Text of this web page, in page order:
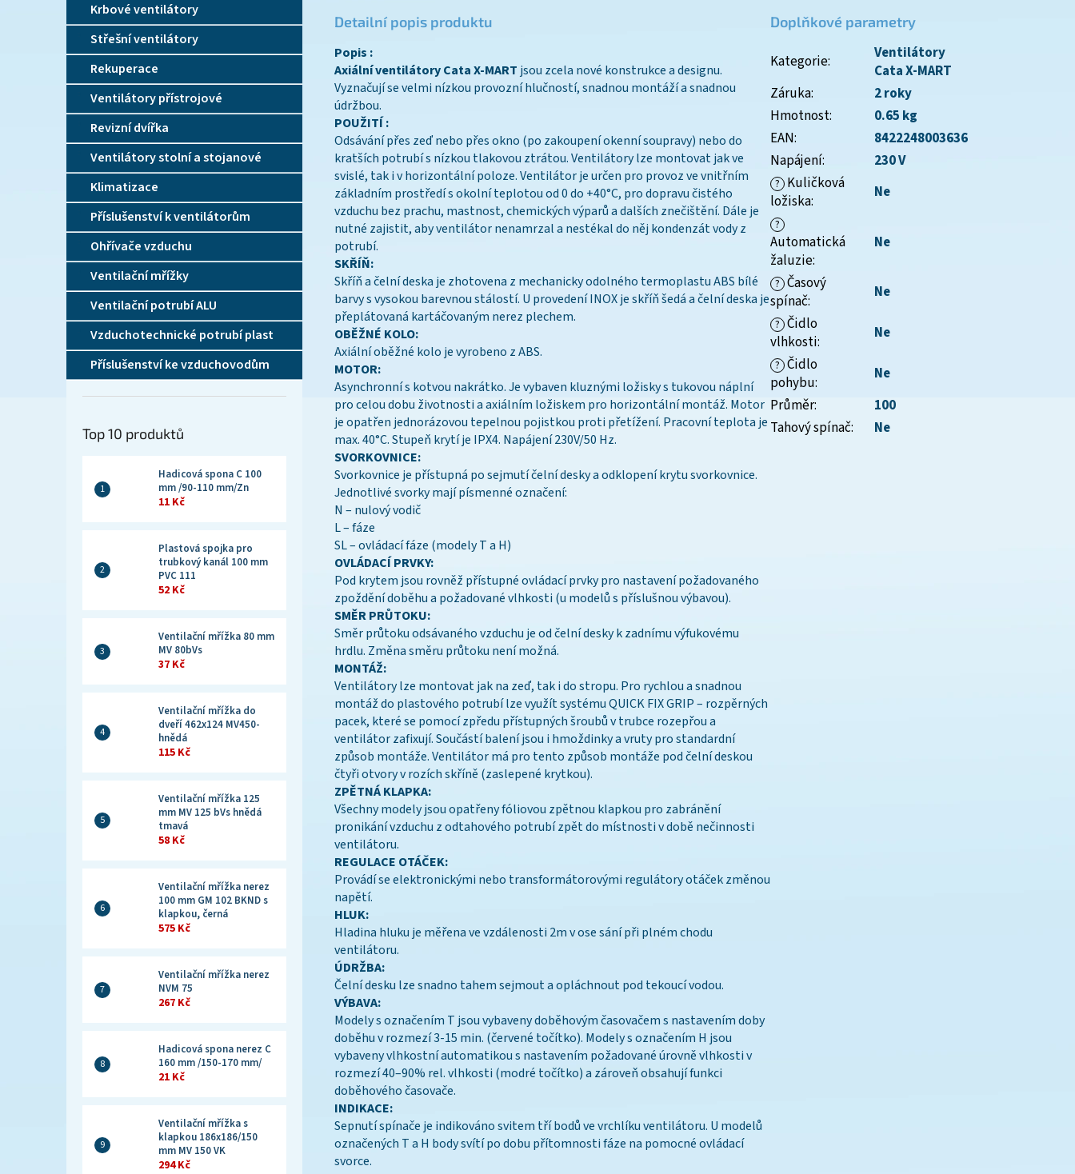
Krbové ventilátory
Střešní ventilátory
Rekuperace
Ventilátory přístrojové
Revizní dvířka
Ventilátory stolní a stojanové
Klimatizace
Příslušenství k ventilátorům
Ohřívače vzduchu
Ventilační mřížky
Ventilační potrubí ALU
Vzduchotechnické potrubí plast
Příslušenství ke vzduchovodům
Top 10 produktů
Hadicová spona C 100
mm /90-110 mm/Zn
11 Kč
Plastová spojka pro
trubkový kanál 100 mm
PVC 111
52 Kč
Ventilační mřížka 80 mm
MV 80bVs
37 Kč
Ventilační mřížka do
dveří 462x124 MV450-
hnědá
115 Kč
Ventilační mřížka 125
mm MV 125 bVs hnědá
tmavá
58 Kč
Ventilační mřížka nerez
100 mm GM 102 BKND s
klapkou, černá
575 Kč
Ventilační mřížka nerez
NVM 75
267 Kč
Hadicová spona nerez C
160 mm /150-170 mm/
21 Kč
Ventilační mřížka s
klapkou 186x186/150
mm MV 150 VK
294 Kč
Detailní popis produktu
Popis :
Axiální ventilátory Cata X-MART jsou zcela nové konstrukce a designu.
Vyznačují se velmi nízkou provozní hlučností, snadnou montáží a snadnou
údržbou.
POUŽITÍ :
Odsávání přes zeď nebo přes okno (po zakoupení okenní soupravy) nebo do
kratších potrubí s nízkou tlakovou ztrátou. Ventilátory lze montovat jak ve
svislé, tak i v horizontální poloze. Ventilátor je určen pro provoz ve vnitřním
základním prostředí s okolní teplotou od 0 do +40°C, pro dopravu čistého
vzduchu bez prachu, mastnost, chemických výparů a dalších znečištění. Dále je
nutné zajistit, aby ventilátor nenamrzal a nestékal do něj kondenzát vody z
potrubí.
SKŘÍŇ:
Skříň a čelní deska je zhotovena z mechanicky odolného termoplastu ABS bílé
barvy s vysokou barevnou stálostí. U provedení INOX je skříň šedá a čelní deska je
přeplátovaná kartáčovaným nerez plechem.
OBĚŽNÉ KOLO:
Axiální oběžné kolo je vyrobeno z ABS.
MOTOR:
Asynchronní s kotvou nakrátko. Je vybaven kluznými ložisky s tukovou náplní
pro celou dobu životnosti a axiálním ložiskem pro horizontální montáž. Motor
je opatřen jednorázovou tepelnou pojistkou proti přetížení. Pracovní teplota je
max. 40°C. Stupeň krytí je IPX4. Napájení 230V/50 Hz.
SVORKOVNICE:
Svorkovnice je přístupná po sejmutí čelní desky a odklopení krytu svorkovnice.
Jednotlivé svorky mají písmenné označení:
N – nulový vodič
L – fáze
SL – ovládací fáze (modely T a H)
OVLÁDACÍ PRVKY:
Pod krytem jsou rovněž přístupné ovládací prvky pro nastavení požadovaného
zpoždění doběhu a požadované vlhkosti (u modelů s příslušnou výbavou).
SMĚR PRŮTOKU:
Směr průtoku odsávaného vzduchu je od čelní desky k zadnímu výfukovému
hrdlu. Změna směru průtoku není možná.
MONTÁŽ:
Ventilátory lze montovat jak na zeď, tak i do stropu. Pro rychlou a snadnou
montáž do plastového potrubí lze využít systému QUICK FIX GRIP – rozpěrných
pacek, které se pomocí zpředu přístupných šroubů v trubce rozepřou a
ventilátor zafixují. Součástí balení jsou i hmoždinky a vruty pro standardní
způsob montáže. Ventilátor má pro tento způsob montáže pod čelní deskou
čtyři otvory v rozích skříně (zaslepené krytkou).
ZPĚTNÁ KLAPKA:
Všechny modely jsou opatřeny fóliovou zpětnou klapkou pro zabránění
pronikání vzduchu z odtahového potrubí zpět do místnosti v době nečinnosti
ventilátoru.
REGULACE OTÁČEK:
Provádí se elektronickými nebo transformátorovými regulátory otáček změnou
napětí.
HLUK:
Hladina hluku je měřena ve vzdálenosti 2m v ose sání při plném chodu
ventilátoru.
ÚDRŽBA:
Čelní desku lze snadno tahem sejmout a opláchnout pod tekoucí vodou.
VÝBAVA:
Modely s označením T jsou vybaveny doběhovým časovačem s nastavením doby
doběhu v rozmezí 3-15 min. (červené točítko). Modely s označením H jsou
vybaveny vlhkostní automatikou s nastavením požadované úrovně vlhkosti v
rozmezí 40–90% rel. vlhkosti (modré točítko) a zároveň obsahují funkci
doběhového časovače.
INDIKACE:
Sepnutí spínače je indikováno svitem tří bodů ve vrchlíku ventilátoru. U modelů
označených T a H body svítí po dobu přítomnosti fáze na pomocné ovládací
svorce.
Doplňkové parametry
Kategorie:
Ventilátory
Cata X-MART
Záruka:
2 roky
Hmotnost:
0.65 kg
EAN:
8422248003636
Napájení: 230 V
? Kuličková
ložiska: Ne
?
Automatická
žaluzie:
Ne
? Časový
spínač: Ne
? Čidlo
vlhkosti: Ne
? Čidlo
pohybu:
Ne
Průměr:
100
Tahový spínač: Ne